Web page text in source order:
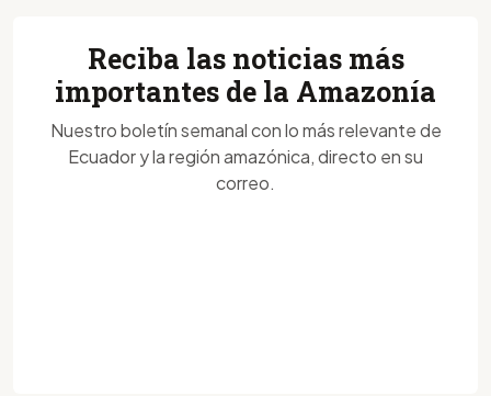
Reciba las noticias más
importantes de la Amazonía
Nuestro boletín semanal con lo más relevante de
Ecuador y la región amazónica, directo en su
correo.